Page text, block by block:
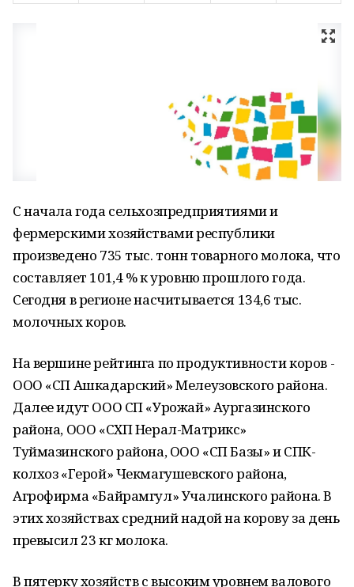
С начала года сельхозпредприятиями и
фермерскими хозяйствами республики
произведено 735 тыс. тонн товарного молока, что
составляет 101,4 % к уровню прошлого года.
Сегодня в регионе насчитывается 134,6 тыс.
молочных коров.
На вершине рейтинга по продуктивности коров -
ООО «СП Ашкадарский» Мелеузовского района.
Далее идут ООО СП «Урожай» Аургазинского
района, ООО «СХП Нерал-Матрикс»
Туймазинского района, ООО «СП Базы» и СПК-
колхоз «Герой» Чекмагушевского района,
Агрофирма «Байрамгул» Учалинского района. В
этих хозяйствах средний надой на корову за день
превысил 23 кг молока.
В пятерку хозяйств с высоким уровнем валового